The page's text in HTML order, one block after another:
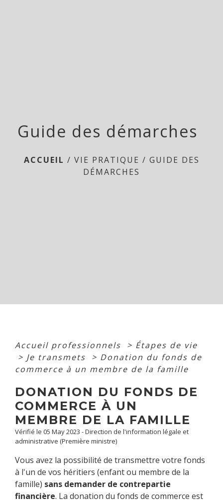
Guide des démarches
ACCUEIL / VIE PRATIQUE / GUIDE DES
DÉMARCHES
Accueil professionnels > Étapes de vie
> Je transmets > Donation du fonds de
commerce à un membre de la famille
DONATION DU FONDS DE
COMMERCE À UN
MEMBRE DE LA FAMILLE
Vérifié le 05 May 2023 - Direction de l'information légale et
administrative (Première ministre)
Vous avez la possibilité de transmettre votre fonds
à l'un de vos héritiers (enfant ou membre de la
famille) sans demander de contrepartie
financière. La donation du fonds de commerce est